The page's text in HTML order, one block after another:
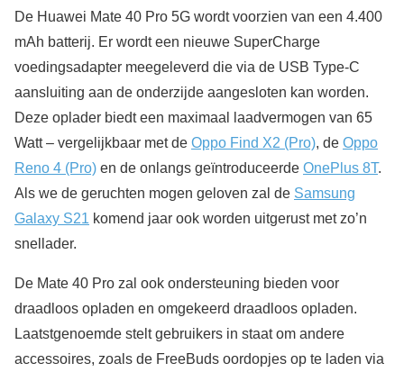
De Huawei Mate 40 Pro 5G wordt voorzien van een 4.400
mAh batterij. Er wordt een nieuwe SuperCharge
voedingsadapter meegeleverd die via de USB Type-C
aansluiting aan de onderzijde aangesloten kan worden.
Deze oplader biedt een maximaal laadvermogen van 65
Watt – vergelijkbaar met de Oppo Find X2 (Pro), de Oppo
Reno 4 (Pro) en de onlangs geïntroduceerde OnePlus 8T.
Als we de geruchten mogen geloven zal de Samsung
Galaxy S21 komend jaar ook worden uitgerust met zo’n
snellader.
De Mate 40 Pro zal ook ondersteuning bieden voor
draadloos opladen en omgekeerd draadloos opladen.
Laatstgenoemde stelt gebruikers in staat om andere
accessoires, zoals de FreeBuds oordopjes op te laden via